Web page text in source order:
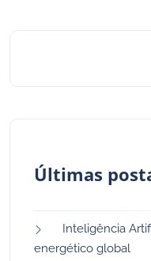
Últimas
Inteligência
energético global